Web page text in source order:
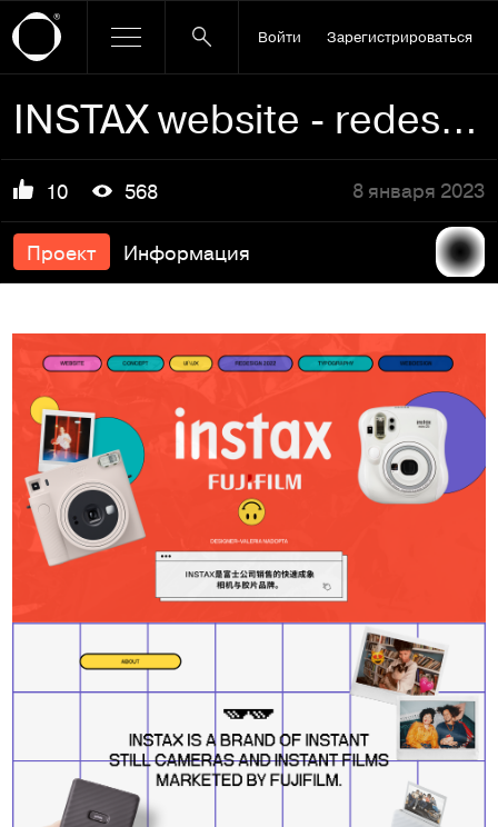
Войти Зарегистрироваться
INSTAX website - redesign
10 568 8 января 2023
Проект Информация